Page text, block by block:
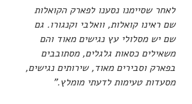
לאחר שסיימנו נסענו לפארק הקואלות
שם ראינו קואלות, וואלבי וקנגורו. גם
שם יש מסלולי עץ נגישים מאוד והם
משאילים כסאות גלגלים, מסתובבים
בפארק וסבירים מאוד, שירותים נגישים,
מסעדות טעימות לדעתי מומלץ."